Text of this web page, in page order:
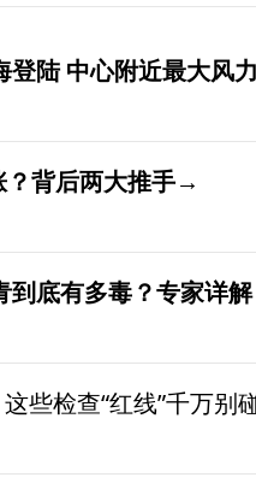
登陆 中心附近最大风
？背后两大推手→
到底有多毒？专家详解
些检查“红线”千万别